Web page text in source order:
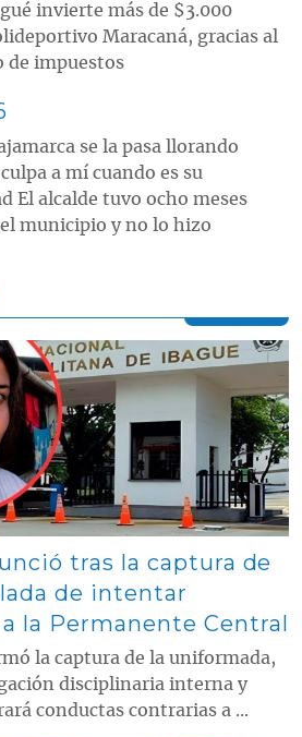
invierte más de $3.000
Maracaná, gracias al
de impuestos
se la pasa llorando
a mí cuando es su
El alcalde tuvo ocho meses
municipio y no lo hizo
tras la captura de
de intentar
la Permanente Central
la captura de la uniformada,
disciplinaria interna y
conductas contrarias a ...